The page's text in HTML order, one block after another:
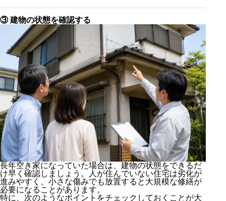
③ 建物の状態を確認する
長年空き家になっていた場合は、建物の状態をできるだ
け早く確認しましょう。人が住んでいない住宅は劣化が
進みやすく、小さな傷みでも放置すると大規模な修繕が
必要になることがあります。
特に、次のようなポイントをチェックしておくことが大